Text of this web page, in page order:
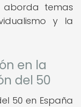
aborda temas
y la
en la
del 50
50 en España